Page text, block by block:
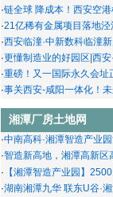
·链全球 降成本！西安空
·21亿稀有金属项目落地泾
·西安临潼·中新数科临潼
·更懂制造业的好园区|西
·重磅！又一国际永久会址
·事关西安-咸阳一体化！
湘潭厂房土地网
·中南高科·湘潭智造产业
·智造新高地，湘潭高新区
· 【湘潭智造产业园】
·湖南湘潭九华 联东U谷·